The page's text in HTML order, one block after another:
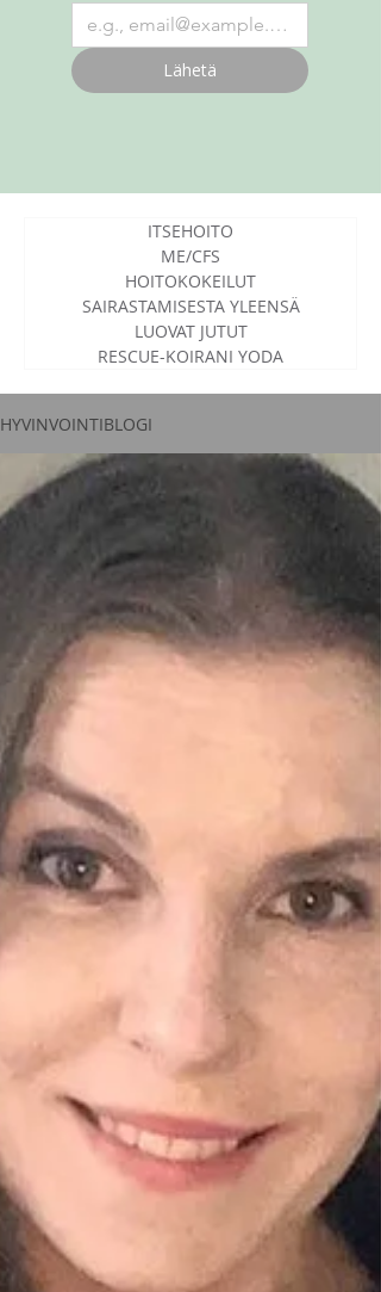
Lähetä
ITSEHOITO
ME/CFS
HOITOKOKEILUT
SAIRASTAMISESTA YLEENSÄ
LUOVAT JUTUT
RESCUE-KOIRANI YODA
HYVINVOINTIBLOGI